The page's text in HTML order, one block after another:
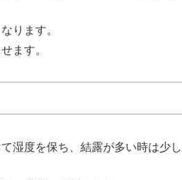
ります。
ます。
湿度を保ち、結露が多い時は少し